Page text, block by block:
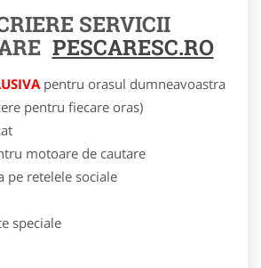
SERVICII
PESCARESC.RO
pentru orasul dumneavoastra
pentru fiecare oras)
motoare de cautare
pe retelele sociale
speciale